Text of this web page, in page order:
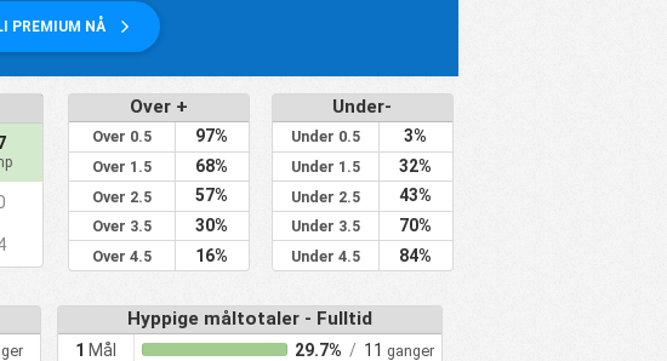
PREMIUM NÅ
Over +
Over 0.5 97%
Over 1.5 68%
Over 2.5 57%
Over 3.5 30%
Over 4.5 16%
Under-
Under 0.5 3%
Under 1.5 32%
Under 2.5 43%
Under 3.5 70%
Under 4.5 84%
Hyppige måltotaler - Fulltid
1 Mål 29.7% / 11 ganger